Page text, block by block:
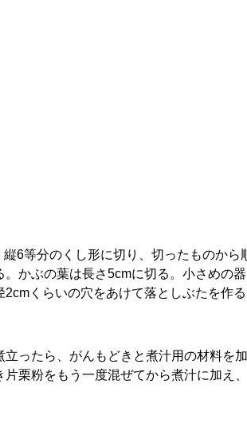
6等分のくし形に切り、切ったものか
かぶの葉は長さ5cmに切る。小さめの
くらいの穴をあけて落としぶたを作る
ったら、がんもどきと煮汁用の材料
栗粉をもう一度混ぜてから煮汁に加え